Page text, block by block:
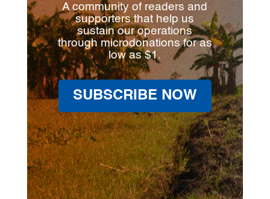
A community of readers and
supporters that help us
sustain our operations
through microdonations for as
low as $1.
SUBSCRIBE NOW